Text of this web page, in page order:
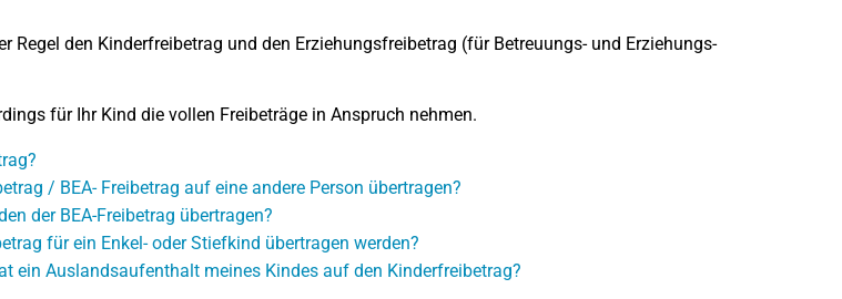
Regel den Kinderfreibetrag und den Erziehungsfreibetrag (für Betreuungs- und Erziehungs-
für Ihr Kind die vollen Freibeträge in Anspruch nehmen.
/ BEA- Freibetrag auf eine andere Person übertragen?
der BEA-Freibetrag übertragen?
für ein Enkel- oder Stiefkind übertragen werden?
ein Auslandsaufenthalt meines Kindes auf den Kinderfreibetrag?